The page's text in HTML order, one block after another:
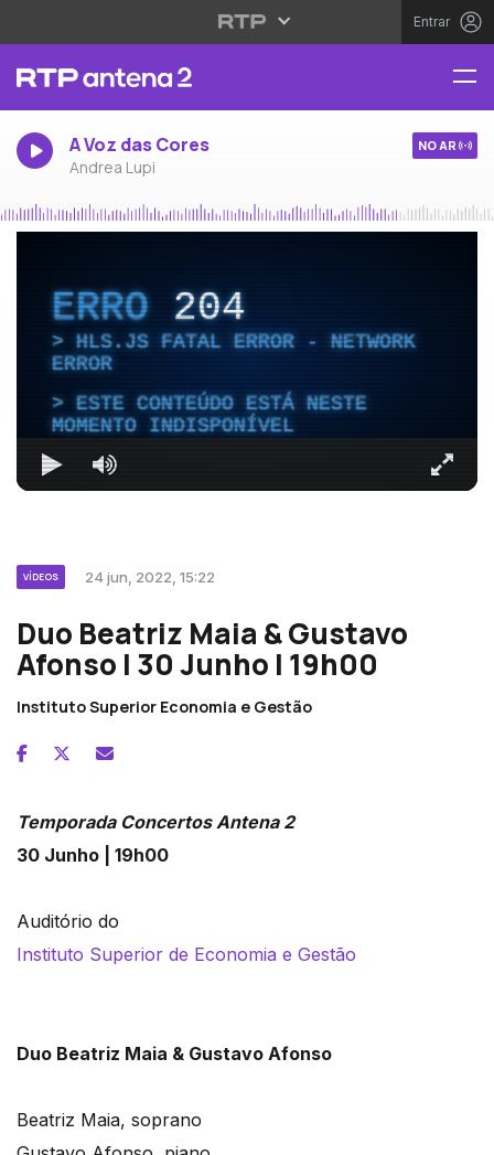
Entrar
A Voz das Cores
Andrea Lupi
NO AR
ERRO204
HLS.JS FATAL ERROR - NETWORK
ERROR
ESTE CONTEÚDO ESTÁ NESTE
MOMENTO INDISPONÍVEL
VÍDEOS 24 jun, 2022, 15:22
Duo Beatriz Maia & Gustavo
Afonso | 30 Junho | 19h00
Instituto Superior Economia e Gestão
Temporada Concertos Antena 2
30 Junho | 19h00
Auditório do
Instituto Superior de Economia e Gestão
Duo Beatriz Maia & Gustavo Afonso
Beatriz Maia, soprano